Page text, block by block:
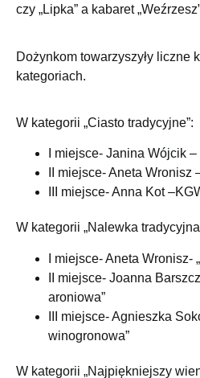
czy „Lipka” a kabaret
Dożynkom towarzyszyły liczne
kategoriach.
W kategorii „Ciasto tradycyjne”:
I miejsce- Janina Wójcik
II miejsce- Aneta Wronisz
III miejsce- Anna Kot
W kategorii „Nalewka
I miejsce- Aneta Wronisz-
II miejsce- Joanna
aroniowa”
III miejsce- Agnieszka
winogronowa”
W kategorii „Najpiękniejszy